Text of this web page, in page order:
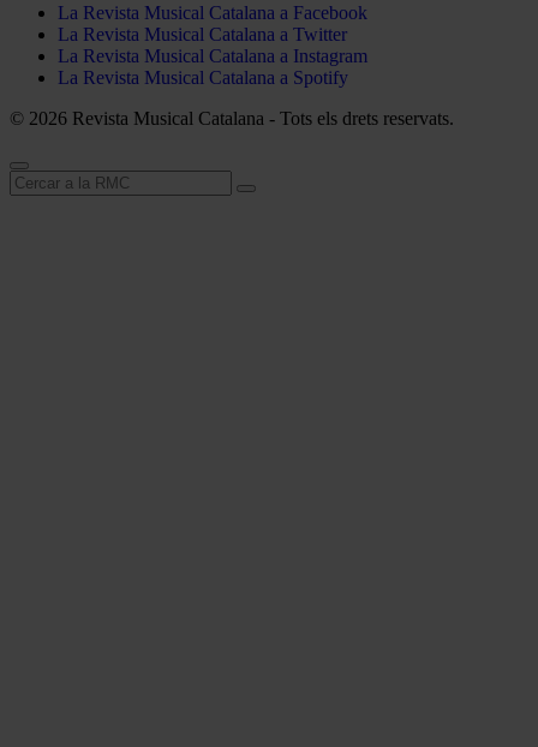
La Revista Musical Catalana a Facebook
La Revista Musical Catalana a Twitter
La Revista Musical Catalana a Instagram
La Revista Musical Catalana a Spotify
© 2026 Revista Musical Catalana - Tots els drets reservats.
Cerca